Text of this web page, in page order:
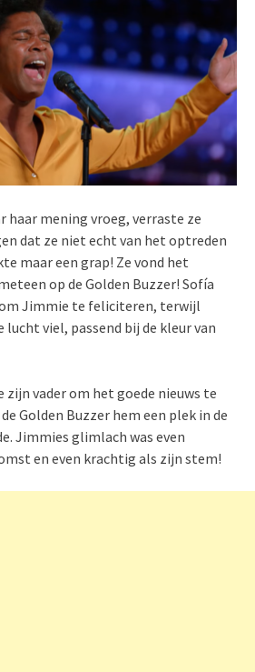
haar mening vroeg, verraste ze
dat ze niet echt van het optreden
maar een grap! Ze vond het
op de Golden Buzzer! Sofía
Jimmie te feliciteren, terwijl
viel, passend bij de kleur van
vader om het goede nieuws te
Golden Buzzer hem een plek in de
Jimmies glimlach was even
en even krachtig als zijn stem!